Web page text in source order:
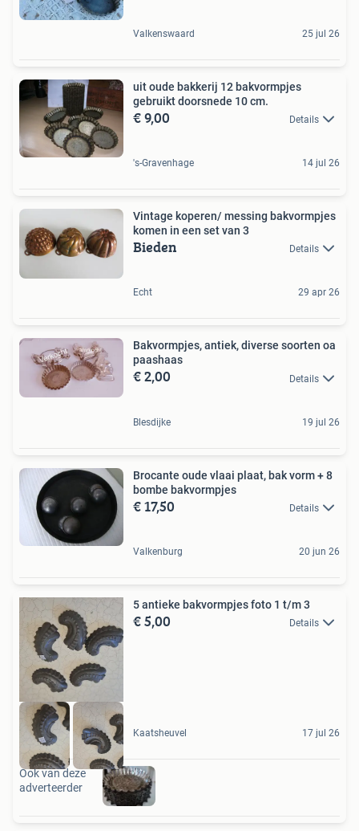
Valkenswaard 25 jul 26
uit oude bakkerij 12 bakvormpjes
gebruikt doorsnede 10 cm.
€ 9,00 Details
's-Gravenhage 14 jul 26
Vintage koperen/ messing bakvormpjes
komen in een set van 3
Bieden Details
Echt 29 apr 26
Bakvormpjes, antiek, diverse soorten oa
paashaas
€ 2,00 Details
Blesdijke 19 jul 26
Brocante oude vlaai plaat, bak vorm + 8
bombe bakvormpjes
€ 17,50 Details
Valkenburg 20 jun 26
5 antieke bakvormpjes foto 1 t/m 3
€ 5,00 Details
Kaatsheuvel 17 jul 26
Ook van deze
adverteerder